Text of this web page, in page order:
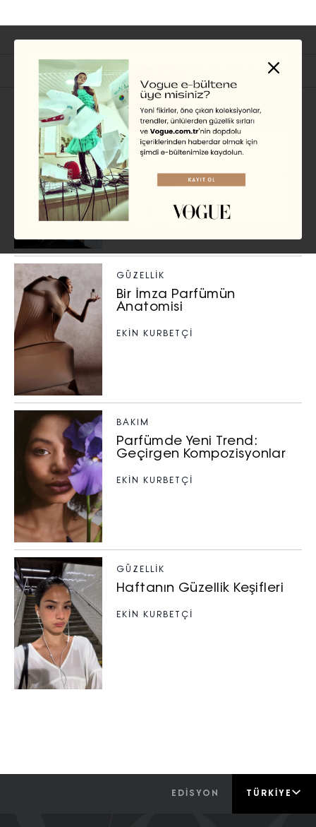
İlgili Başlıklar
BAKIM
İmzanızı Tazeleyin: Sezonun
En Yeni Parfümleri
EKİN KURBETÇİ
GÜZELLIK
Bir İmza Parfümün
Anatomisi
EKİN KURBETÇİ
BAKIM
Parfümde Yeni Trend:
Geçirgen Kompozisyonlar
EKİN KURBETÇİ
GÜZELLIK
Haftanın Güzellik Keşifleri
EKİN KURBETÇİ
EDİSYON TÜRKIYE